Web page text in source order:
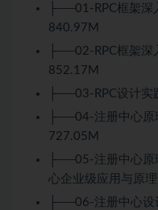
├──01-RPC框架深
840.97M
├──02-RPC框架深
852.17M
├──03-RPC设计实
├──04-注册中心原
727.05M
├──05-注册中心原
心企业级应用与原
├──06-注册中心设